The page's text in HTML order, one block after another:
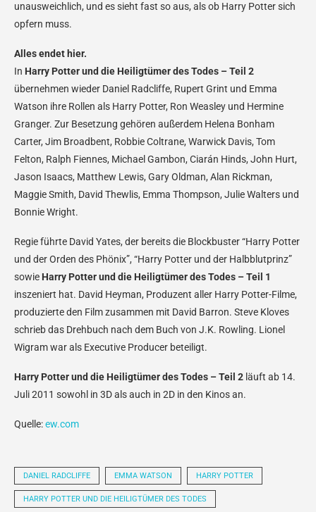
unausweichlich, und es sieht fast so aus, als ob Harry Potter sich
opfern muss.
Alles endet hier.
In Harry Potter und die Heiligtümer des Todes – Teil 2
übernehmen wieder Daniel Radcliffe, Rupert Grint und Emma
Watson ihre Rollen als Harry Potter, Ron Weasley und Hermine
Granger. Zur Besetzung gehören außerdem Helena Bonham
Carter, Jim Broadbent, Robbie Coltrane, Warwick Davis, Tom
Felton, Ralph Fiennes, Michael Gambon, Ciarán Hinds, John Hurt,
Jason Isaacs, Matthew Lewis, Gary Oldman, Alan Rickman,
Maggie Smith, David Thewlis, Emma Thompson, Julie Walters und
Bonnie Wright.
Regie führte David Yates, der bereits die Blockbuster “Harry Potter
und der Orden des Phönix”, “Harry Potter und der Halbblutprinz”
sowie Harry Potter und die Heiligtümer des Todes – Teil 1
inszeniert hat. David Heyman, Produzent aller Harry Potter-Filme,
produzierte den Film zusammen mit David Barron. Steve Kloves
schrieb das Drehbuch nach dem Buch von J.K. Rowling. Lionel
Wigram war als Executive Producer beteiligt.
Harry Potter und die Heiligtümer des Todes – Teil 2 läuft ab 14.
Juli 2011 sowohl in 3D als auch in 2D in den Kinos an.
Quelle:ew.com
DANIEL RADCLIFFE EMMA WATSON HARRY POTTER
HARRY POTTER UND DIE HEILIGTÜMER DES TODES